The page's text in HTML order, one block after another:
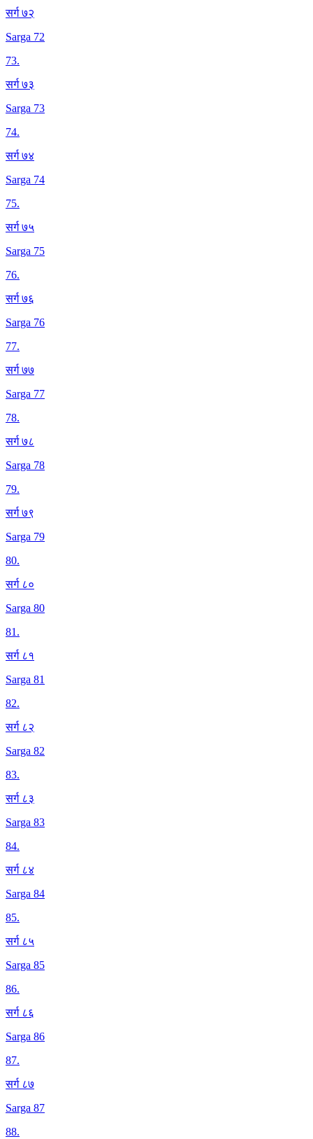
सर्ग ७२
Sarga 72
73.
सर्ग ७३
Sarga 73
74.
सर्ग ७४
Sarga 74
75.
सर्ग ७५
Sarga 75
76.
सर्ग ७६
Sarga 76
77.
सर्ग ७७
Sarga 77
78.
सर्ग ७८
Sarga 78
79.
सर्ग ७९
Sarga 79
80.
सर्ग ८०
Sarga 80
81.
सर्ग ८१
Sarga 81
82.
सर्ग ८२
Sarga 82
83.
सर्ग ८३
Sarga 83
84.
सर्ग ८४
Sarga 84
85.
सर्ग ८५
Sarga 85
86.
सर्ग ८६
Sarga 86
87.
सर्ग ८७
Sarga 87
88.